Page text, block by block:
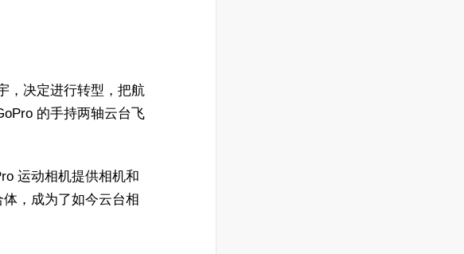
，决定进行转型，把航
的手持两轴云台飞
运动相机提供相机和
，成为了如今云台相